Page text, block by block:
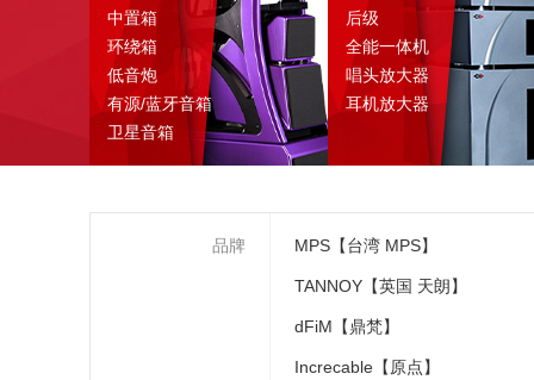
中置箱
环绕箱
低音炮
有源/蓝牙音箱
卫星音箱
后级
全能一体机
唱头放大器
耳机放大器
品牌 MPS【台湾 MPS】
TANNOY【英国 天朗】
dFiM【鼎梵】
Increcable【原点】